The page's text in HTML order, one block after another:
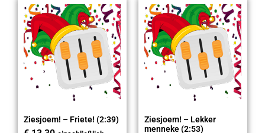
Ziesjoem! – Friete! (2:39)
Ziesjoem! – Lekker
menneke (2:53)